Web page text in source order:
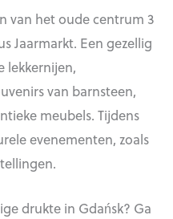
van het oude centrum 3
Jaarmarkt. Een gezellig
lekkernijen,
van barnsteen,
meubels. Tijdens
evenementen, zoals
drukte in Gdańsk? Ga